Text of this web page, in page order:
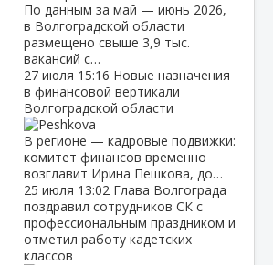
По данным за май — июнь 2026,
в Волгоградской области
размещено свыше 3,9 тыс.
вакансий с…
27 июля 15:16 Новые назначения
в финансовой вертикали
Волгоградской области
В регионе — кадровые подвижки:
комитет финансов временно
возглавит Ирина Пешкова, до…
25 июля 13:02 Глава Волгограда
поздравил сотрудников СК с
профессиональным праздником и
отметил работу кадетских
классов